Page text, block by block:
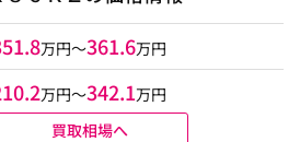
万円～361.6万円
万円〜342.1万円
買取相場へ